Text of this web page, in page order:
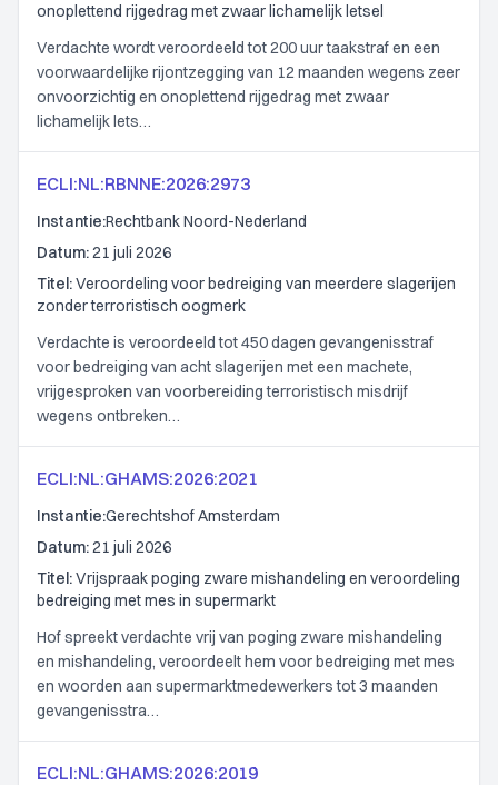
onoplettend rijgedrag met zwaar lichamelijk letsel
Verdachte wordt veroordeeld tot 200 uur taakstraf en een
voorwaardelijke rijontzegging van 12 maanden wegens zeer
onvoorzichtig en onoplettend rijgedrag met zwaar
lichamelijk lets…
ECLI:NL:RBNNE:2026:2973
Instantie:Rechtbank Noord-Nederland
Datum:21 juli 2026
Titel:Veroordeling voor bedreiging van meerdere slagerijen
zonder terroristisch oogmerk
Verdachte is veroordeeld tot 450 dagen gevangenisstraf
voor bedreiging van acht slagerijen met een machete,
vrijgesproken van voorbereiding terroristisch misdrijf
wegens ontbreken…
ECLI:NL:GHAMS:2026:2021
Instantie:Gerechtshof Amsterdam
Datum:21 juli 2026
Titel:Vrijspraak poging zware mishandeling en veroordeling
bedreiging met mes in supermarkt
Hof spreekt verdachte vrij van poging zware mishandeling
en mishandeling, veroordeelt hem voor bedreiging met mes
en woorden aan supermarktmedewerkers tot 3 maanden
gevangenisstra…
ECLI:NL:GHAMS:2026:2019